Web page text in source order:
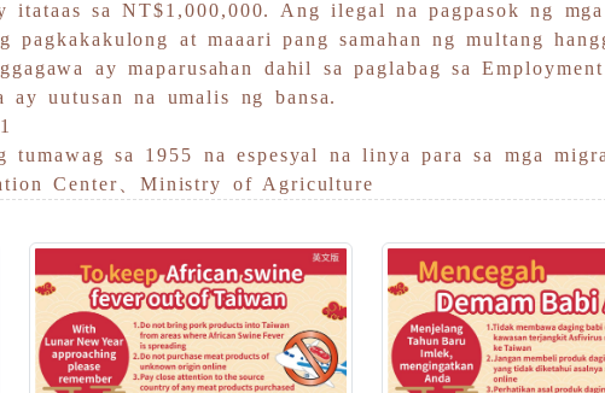
itataas sa NT$1,000,000. Ang ilegal na pagpasok ng
pagkakakulong at maaari pang samahan ng multang
ay maparusahan dahil sa paglabag sa
uutusan na umalis ng bansa.
tumawag sa 1955 na espesyal na linya para sa mga
Center、Ministry of Agriculture